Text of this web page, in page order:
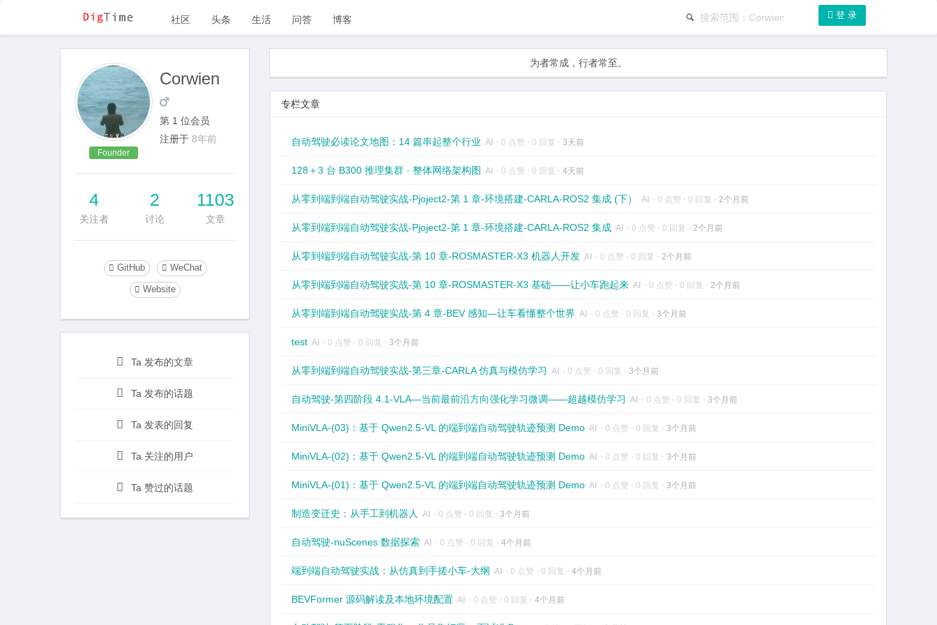
社区 头条 生活 问答 博客 登 录
Founder
Corwien
第 1 位会员
注册于 8年前
4
关注者
2
讨论
1103
文章
GitHub WeChat
Website
Ta 发布的文章
Ta 发布的话题
Ta 发表的回复
Ta 关注的用户
Ta 赞过的话题
为者常成，行者常至。
专栏文章
自动驾驶必读论文地图：14 篇串起整个行业 AI ⋅ 0 点赞 ⋅ 0 回复 ⋅ 3天前
128＋3 台 B300 推理集群 · 整体网络架构图 AI ⋅ 0 点赞 ⋅ 0 回复 ⋅ 4天前
从零到端到端自动驾驶实战-Pjoject2-第 1 章-环境搭建-CARLA-ROS2 集成 (下） AI ⋅ 0 点赞 ⋅ 0 回复 ⋅ 2个月前
从零到端到端自动驾驶实战-Pjoject2-第 1 章-环境搭建-CARLA-ROS2 集成 AI ⋅ 0 点赞 ⋅ 0 回复 ⋅ 2个月前
从零到端到端自动驾驶实战-第 10 章-ROSMASTER-X3 机器人开发 AI ⋅ 0 点赞 ⋅ 0 回复 ⋅ 2个月前
从零到端到端自动驾驶实战-第 10 章-ROSMASTER-X3 基础——让小车跑起来 AI ⋅ 0 点赞 ⋅ 0 回复 ⋅ 2个月前
从零到端到端自动驾驶实战-第 4 章-BEV 感知—让车看懂整个世界 AI ⋅ 0 点赞 ⋅ 0 回复 ⋅ 3个月前
test AI ⋅ 0 点赞 ⋅ 0 回复 ⋅ 3个月前
从零到端到端自动驾驶实战-第三章-CARLA 仿真与模仿学习 AI ⋅ 0 点赞 ⋅ 0 回复 ⋅ 3个月前
自动驾驶-第四阶段 4.1-VLA—当前最前沿方向强化学习微调——超越模仿学习 AI ⋅ 0 点赞 ⋅ 0 回复 ⋅ 3个月前
MiniVLA-(03)：基于 Qwen2.5-VL 的端到端自动驾驶轨迹预测 Demo AI ⋅ 0 点赞 ⋅ 0 回复 ⋅ 3个月前
MiniVLA-(02)：基于 Qwen2.5-VL 的端到端自动驾驶轨迹预测 Demo AI ⋅ 0 点赞 ⋅ 0 回复 ⋅ 3个月前
MiniVLA-(01)：基于 Qwen2.5-VL 的端到端自动驾驶轨迹预测 Demo AI ⋅ 0 点赞 ⋅ 0 回复 ⋅ 3个月前
制造变迁史：从手工到机器人 AI ⋅ 0 点赞 ⋅ 0 回复 ⋅ 3个月前
自动驾驶-nuScenes 数据探索 AI ⋅ 0 点赞 ⋅ 0 回复 ⋅ 4个月前
端到端自动驾驶实战：从仿真到手搓小车-大纲 AI ⋅ 0 点赞 ⋅ 0 回复 ⋅ 4个月前
BEVFormer 源码解读及本地环境配置 AI ⋅ 0 点赞 ⋅ 0 回复 ⋅ 4个月前